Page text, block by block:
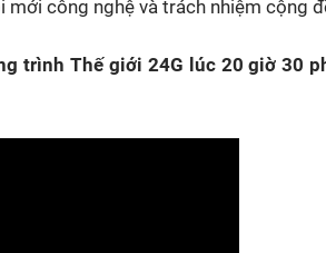
công nghệ và trách nhiệm cộng
trình Thế giới 24G lúc 20 giờ 30